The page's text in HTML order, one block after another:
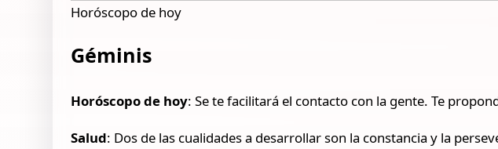
Horóscopo de hoy
Géminis
Horóscopo de hoy: Se te facilitará el contacto con la gente. Te
Salud: Dos de las cualidades a desarrollar son la constancia y la